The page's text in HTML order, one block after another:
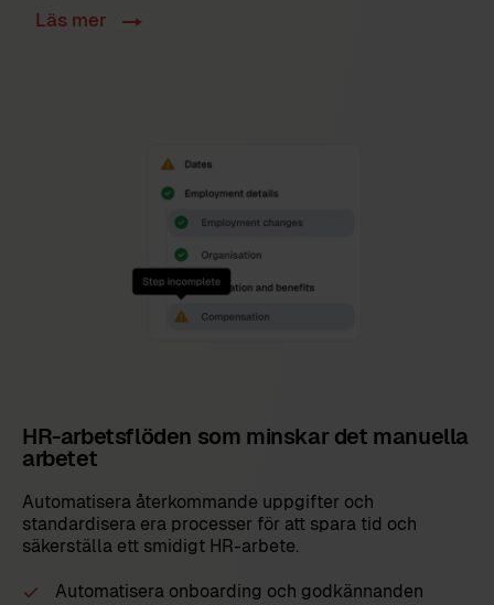
Läs mer
HR-arbetsflöden som minskar det manuella
arbetet
Automatisera återkommande uppgifter och
standardisera era processer för att spara tid och
säkerställa ett smidigt HR-arbete.
Automatisera onboarding och godkännanden